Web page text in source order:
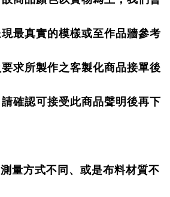
最真實的模樣或至作品牆參考
求所製作之客製化商品接單後
確認可接受此商品聲明後再下
量方式不同、或是布料材質不